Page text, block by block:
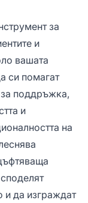
за
и
вашата
си помагат
за поддръжка,
и
на
и да изграждат